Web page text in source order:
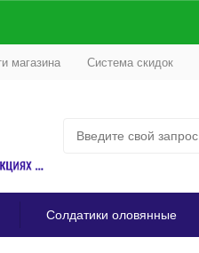
магазина Система скидок
Солдатики оловянные